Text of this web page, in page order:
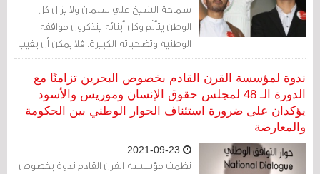
سماحة الشيخ علي سلمان ولا يزال كل
الوطن يتألّم وكل أبنائه يتذكرون مواقفه
الوطنية وتضحياته الكبيرة. فلا يمكن أن يغيب
عنكم اسم أبرز قائد سياسي كان خطّه نهج
السلمية والتغيير والإصلاح والعمل الدؤوب
والبعد عن الشّخصنة في الخلافات السّياسية
من أجل الإستقرار.
ندوة لمؤسسة القرن القادم بخصوص البحرين تزامنًا مع
الدورة الـ 48 لمجلس حقوق الإنسان وموريس والأسود
يؤكدان على ضرورة استئناف الحوار الوطني بين الحكومة
والمعارضة
نظمت مؤسسة القرن القادم ندوة بخصوص